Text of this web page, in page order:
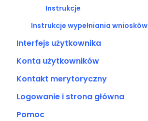
Instrukcje
Instrukcje wypełniania wniosków
Interfejs użytkownika
Konta użytkowników
Kontakt merytoryczny
Logowanie i strona główna
Pomoc